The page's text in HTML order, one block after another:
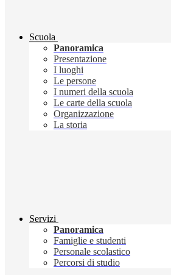
Scuola
Panoramica
Presentazione
I luoghi
Le persone
I numeri della scuola
Le carte della scuola
Organizzazione
La storia
Servizi
Panoramica
Famiglie e studenti
Personale scolastico
Percorsi di studio